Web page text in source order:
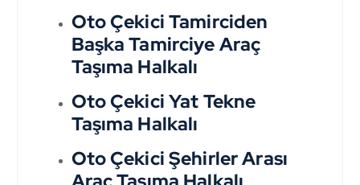
Oto Çekici Tamirciden
Başka Tamirciye Araç
Taşıma Halkalı
Oto Çekici Yat Tekne
Taşıma Halkalı
Oto Çekici Şehirler Arası